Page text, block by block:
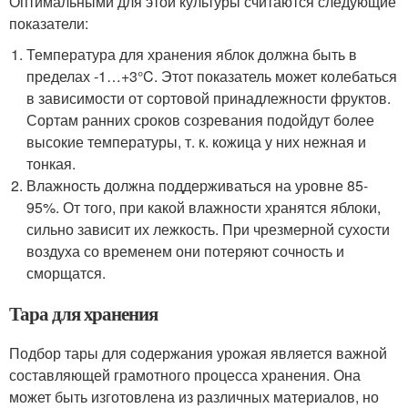
показатели:
Температура для хранения яблок должна быть в
пределах -1…+3°C. Этот показатель может колебаться
в зависимости от сортовой принадлежности фруктов.
Сортам ранних сроков созревания подойдут более
высокие температуры, т. к. кожица у них нежная и
тонкая.
Влажность должна поддерживаться на уровне 85-
95%. От того, при какой влажности хранятся яблоки,
сильно зависит их лежкость. При чрезмерной сухости
воздуха со временем они потеряют сочность и
сморщатся.
Тара для хранения
Подбор тары для содержания урожая является важной
составляющей грамотного процесса хранения. Она
может быть изготовлена из различных материалов, но